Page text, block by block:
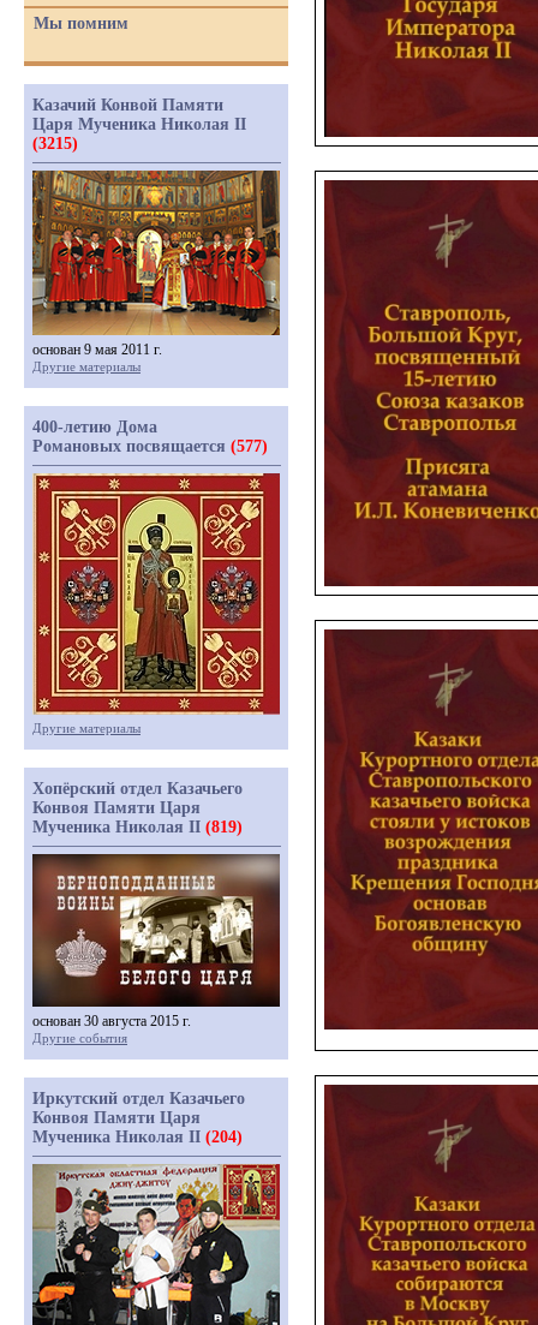
Мы помним
Казачий Конвой Памяти
Царя Мученика Николая II
(3215)
основан 9 мая 2011 г.
Другие материалы
400-летию Дома
Романовых посвящается (577)
Другие материалы
Хопёрский отдел Казачьего
Конвоя Памяти Царя
Мученика Николая II (819)
основан 30 августа 2015 г.
Другие события
Иркутский отдел Казачьего
Конвоя Памяти Царя
Мученика Николая II (204)